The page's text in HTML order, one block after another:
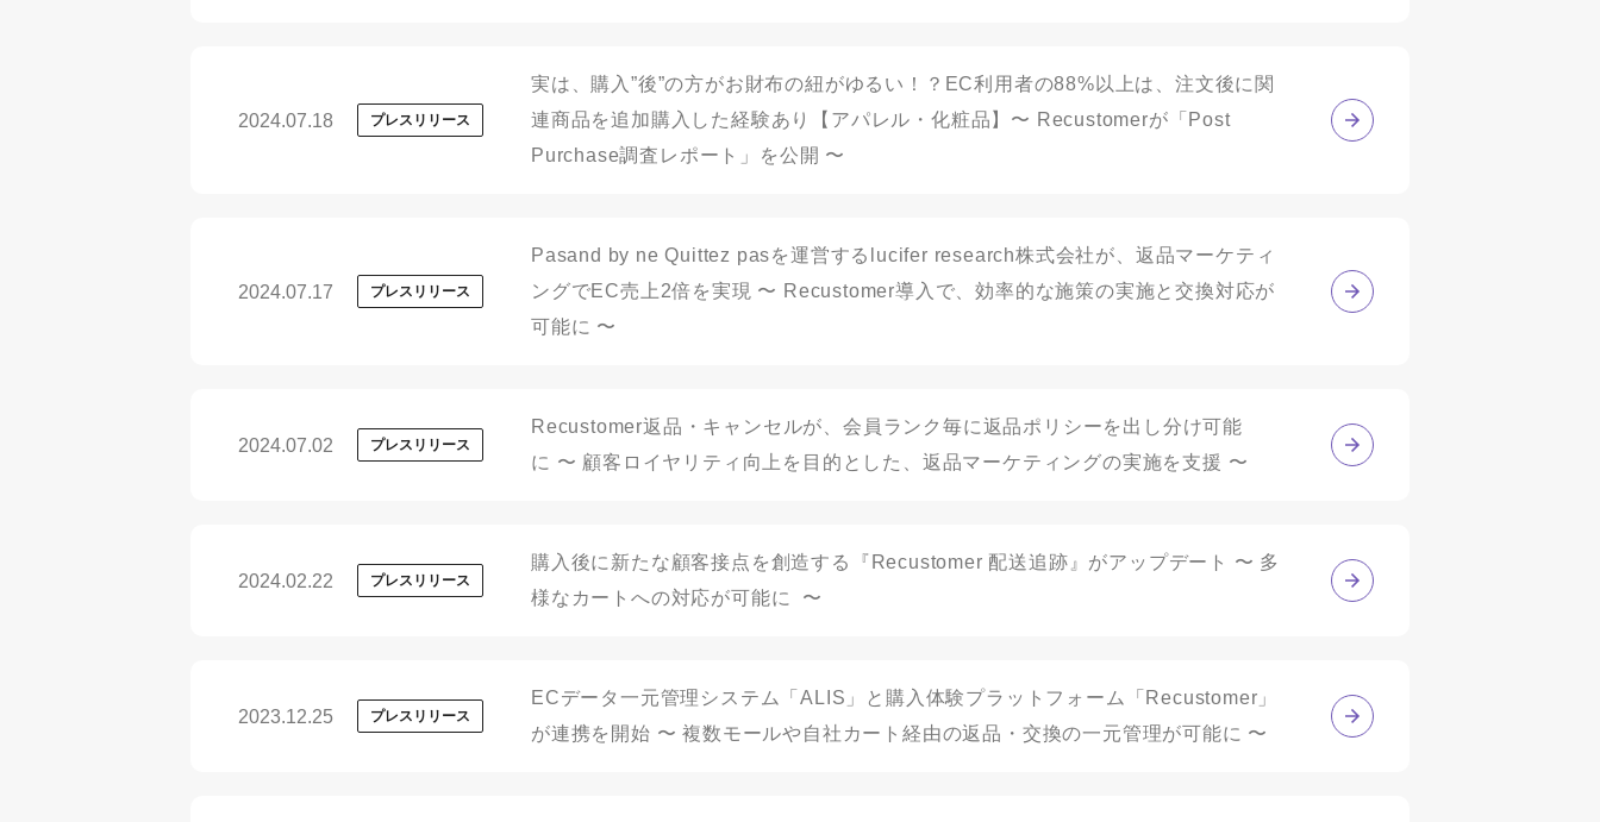
2024.07.18 プレスリリース
実は、購入”後”の方がお財布の紐がゆるい！？EC利用者の88%以上は、注文後に関
連商品を追加購入した経験あり【アパレル・化粧品】〜 Recustomerが「Post
Purchase調査レポート」を公開 〜
2024.07.17 プレスリリース
Pasand by ne Quittez pasを運営するlucifer research株式会社が、返品マーケティ
ングでEC売上2倍を実現 〜 Recustomer導入で、効率的な施策の実施と交換対応が
可能に 〜
2024.07.02 プレスリリース
Recustomer返品・キャンセルが、会員ランク毎に返品ポリシーを出し分け可能
に 〜 顧客ロイヤリティ向上を目的とした、返品マーケティングの実施を支援 〜
2024.02.22 プレスリリース
購入後に新たな顧客接点を創造する『Recustomer 配送追跡』がアップデート 〜 多
様なカートへの対応が可能に 〜
2023.12.25 プレスリリース
ECデータ一元管理システム「ALIS」と購入体験プラットフォーム「Recustomer」
が連携を開始 〜 複数モールや自社カート経由の返品・交換の一元管理が可能に 〜